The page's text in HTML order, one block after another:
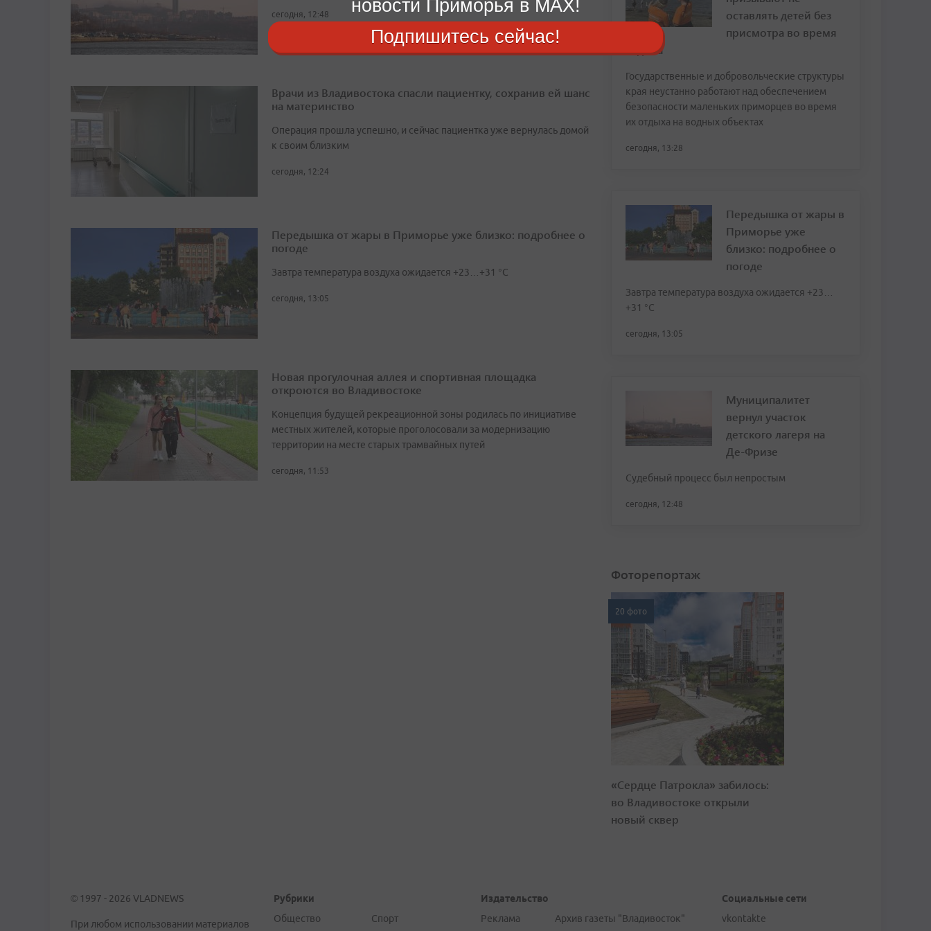
сегодня, 12:48
Врачи из Владивостока спасли пациентку, сохранив ей шанс
на материнство
Операция прошла успешно, и сейчас пациентка уже вернулась домой
к своим близким
сегодня, 12:24
Передышка от жары в Приморье уже близко: подробнее о
погоде
Завтра температура воздуха ожидается +23…+31 °C
сегодня, 13:05
Новая прогулочная аллея и спортивная площадка
откроются во Владивостоке
Концепция будущей рекреационной зоны родилась по инициативе
местных жителей, которые проголосовали за модернизацию
территории на месте старых трамвайных путей
сегодня, 11:53
оставлять детей без
присмотра во время
отдыха
Государственные и добровольческие структуры
края неустанно работают над обеспечением
безопасности маленьких приморцев во время
их отдыха на водных объектах
сегодня, 13:28
Передышка от жары в
Приморье уже
близко: подробнее о
погоде
Завтра температура воздуха ожидается +23…
+31 °C
сегодня, 13:05
Муниципалитет
вернул участок
детского лагеря на
Де-Фризе
Судебный процесс был непростым
сегодня, 12:48
Фоторепортаж
20 фото
«Сердце Патрокла» забилось:
во Владивостоке открыли
новый сквер
© 1997 - 2026 VLADNEWS
При любом использовании материалов
Рубрики
Общество
Спорт
Издательство
Реклама
Архив газеты "Владивосток"
Социальные сети
vkontakte
новости Приморья в MAX!
Подпишитесь сейчас!